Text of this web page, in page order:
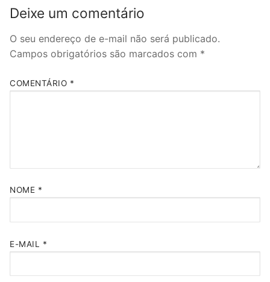
Deixe um comentário
O seu endereço de e-mail não será publicado.
Campos obrigatórios são marcados com *
COMENTÁRIO *
NOME *
E-MAIL *